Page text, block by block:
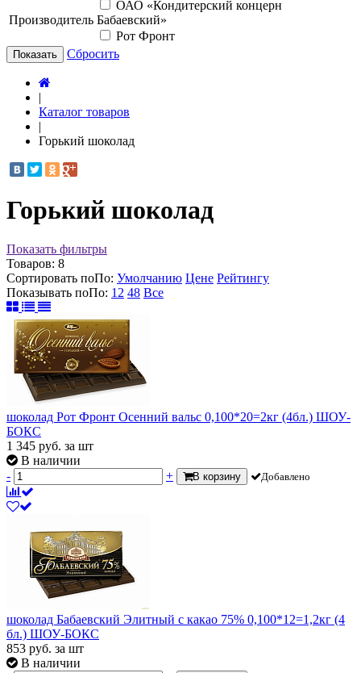
Производитель
ОАО «Кондитерский концерн
Бабаевский»
Рот Фронт
Показать Сбросить
|
Каталог товаров
|
Горький шоколад
Горький шоколад
Показать фильтры
Товаров: 8
Сортировать поПо: Умолчанию Цене Рейтингу
Показывать поПо: 12 48 Все
шоколад Рот Фронт Осенний вальс 0,100*20=2кг (4бл.) ШОУ-
БОКС
1 345 руб. за шт
В наличии
-
+ В корзину Добавлено
шоколад Бабаевский Элитный с какао 75% 0,100*12=1,2кг (4
бл.) ШОУ-БОКС
853 руб. за шт
В наличии